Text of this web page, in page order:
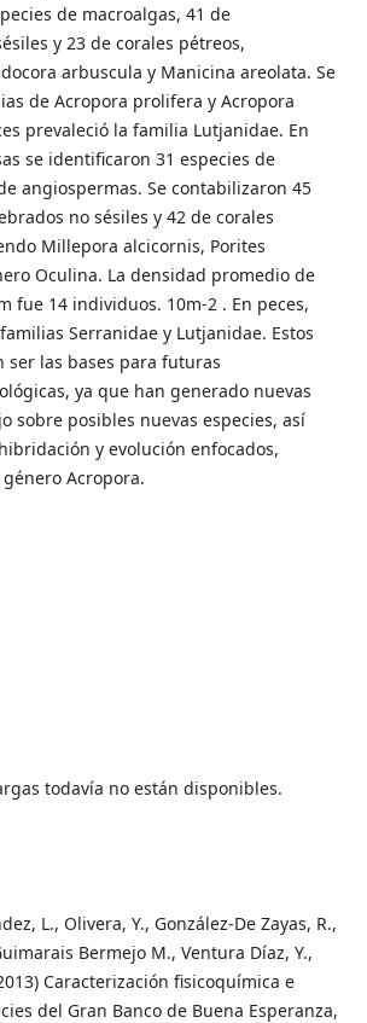
de macroalgas, 41 de
y 23 de corales pétreos,
arbuscula y Manicina areolata. Se
de Acropora prolifera y Acropora
prevaleció la familia Lutjanidae. En
se identificaron 31 especies de
angiospermas. Se contabilizaron 45
no sésiles y 42 de corales
Millepora alcicornis, Porites
Oculina. La densidad promedio de
fue 14 individuos. 10m-2 . En peces,
Serranidae y Lutjanidae. Estos
ser las bases para futuras
ya que han generado nuevas
sobre posibles nuevas especies, así
y evolución enfocados,
Acropora.
todavía no están disponibles.
L., Olivera, Y., González‐De Zayas, R.,
Bermejo M., Ventura Díaz, Y.,
Caracterización fisicoquímica e
del Gran Banco de Buena Esperanza,